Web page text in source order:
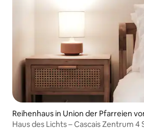
Reihenhaus in Union der Pfarreien
und Estoril
Haus des Lichts – Cascais Zentrum